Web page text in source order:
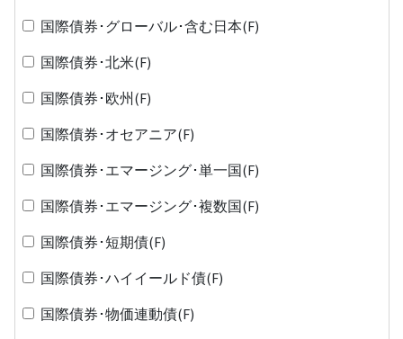
国際債券･グローバル･含む日本(F)
国際債券･北米(F)
国際債券･欧州(F)
国際債券･オセアニア(F)
国際債券･エマージング･単一国(F)
国際債券･エマージング･複数国(F)
国際債券･短期債(F)
国際債券･ハイイールド債(F)
国際債券･物価連動債(F)